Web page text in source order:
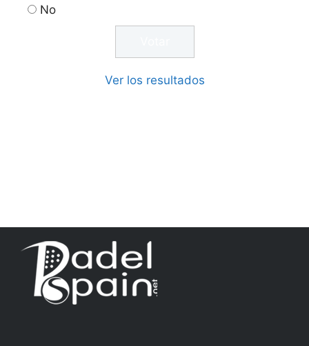
No
Ver los resultados